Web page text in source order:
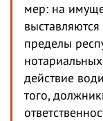
мер: на
пределы
действие
того,